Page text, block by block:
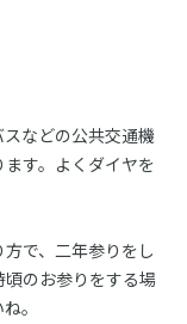
などの公共交通機
す。よくダイヤを
で、二年参りをし
のお参りをする場
。